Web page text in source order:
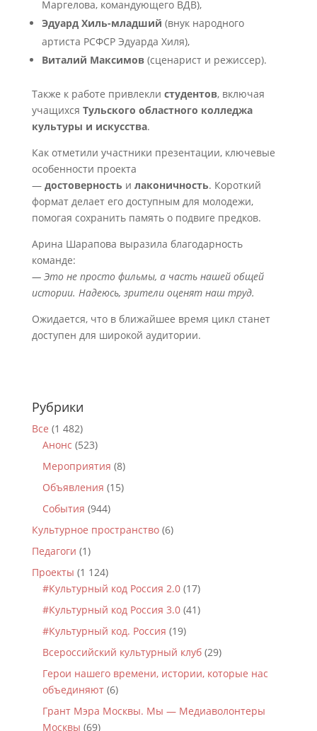
Маргелова, командующего ВДВ),
Эдуард Хиль-младший (внук народного
артиста РСФСР Эдуарда Хиля),
Виталий Максимов(сценарист и режиссер).
Также к работе привлекли студентов, включая
учащихся Тульского областного колледжа
культуры и искусства.
Как отметили участники презентации, ключевые
особенности проекта
— достоверность и лаконичность. Короткий
формат делает его доступным для молодежи,
помогая сохранить память о подвиге предков.
Арина Шарапова выразила благодарность
команде:
— Это не просто фильмы, а часть нашей общей
истории. Надеюсь, зрители оценят наш труд.
Ожидается, что в ближайшее время цикл станет
доступен для широкой аудитории.
Рубрики
Все (1 482)
Анонс (523)
Мероприятия (8)
Объявления (15)
События (944)
Культурное пространство(6)
Педагоги (1)
Проекты (1 124)
#Культурный код Россия 2.0(17)
#Культурный код Россия 3.0(41)
#Культурный код. Россия (19)
Всероссийский культурный клуб(29)
Герои нашего времени, истории, которые нас
объединяют(6)
Грант Мэра Москвы. Мы — Медиаволонтеры
Москвы (69)